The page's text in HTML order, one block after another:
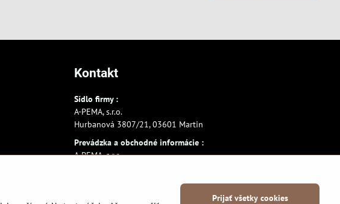
Kontakt
Sídlo firmy :
A-PEMA, s.r.o.
Hurbanová 3807/21, 03601 Martin
Prevádzka a obchodné informácie :
A-PEMA, s.r.o.
Prijať všetky cookies